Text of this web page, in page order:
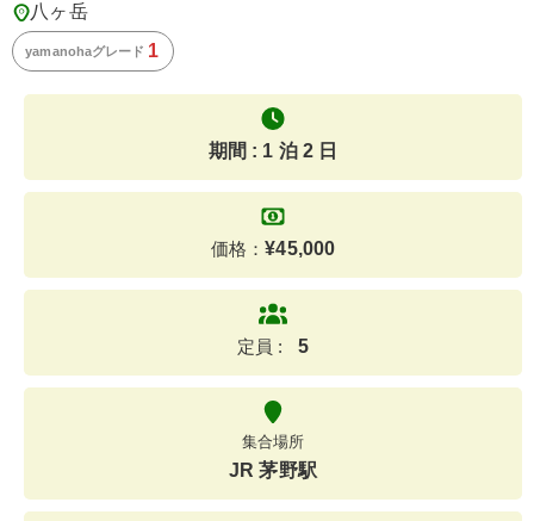
八ヶ岳
yamanohaグレード 1
期間 : 1 泊 2 日
価格：¥45,000
定員 : 5
集合場所
JR 茅野駅